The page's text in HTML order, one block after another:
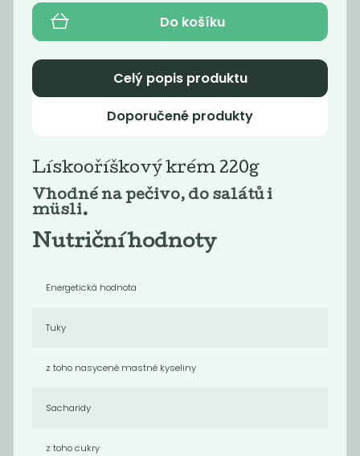
kombucha
Novinka
čokoláda...
279 Kč
Novinka
Do košíku
Celý popis produktu
Doporučené produkty
Lískooříškový krém 220g
Vhodné na pečivo, do salátů i
müsli.
Nutriční hodnoty
Energetická hodnota
Tuky
z toho nasycené mastné kyseliny
Sacharidy
z toho cukry